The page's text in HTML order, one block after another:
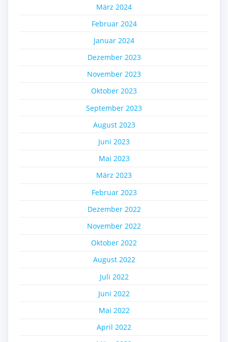
März 2024
Februar 2024
Januar 2024
Dezember 2023
November 2023
Oktober 2023
September 2023
August 2023
Juni 2023
Mai 2023
März 2023
Februar 2023
Dezember 2022
November 2022
Oktober 2022
August 2022
Juli 2022
Juni 2022
Mai 2022
April 2022